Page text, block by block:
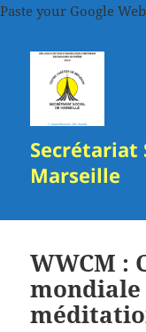
Paste your Google
Secrétariat
Marseille
WWCM :